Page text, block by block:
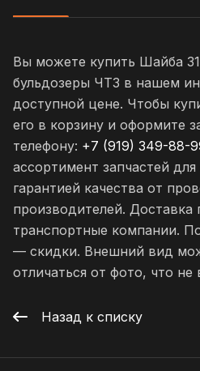
Вы можете купить Шайба
бульдозеры ЧТЗ в нашем
доступной цене. Чтобы
его в корзину и оформите
телефону: +7 (919) 349-88-
ассортимент запчастей
гарантией качества от
производителей. Доставка
транспортные компании.
— скидки. Внешний вид
отличаться от фото, что не
Назад к списку